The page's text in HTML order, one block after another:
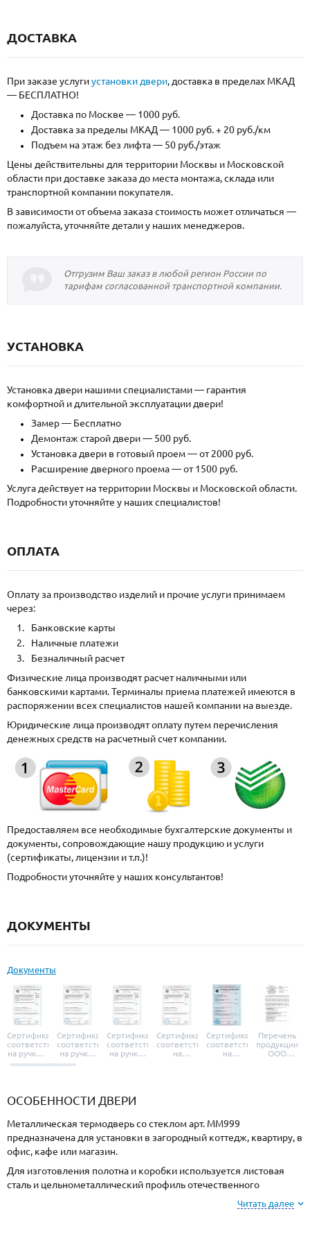
ДОСТАВКА
При заказе услугиустановки двери, доставка в пределах МКАД
— БЕСПЛАТНО!
Доставка по Москве — 1000 руб.
Доставка за пределы МКАД — 1000 руб. + 20 руб./км
Подъем на этаж без лифта — 50 руб./этаж
Цены действительны для территории Москвы и Московской
области при доставке заказа до места монтажа, склада или
транспортной компании покупателя.
В зависимости от объема заказа стоимость может отличаться —
пожалуйста, уточняйте детали у наших менеджеров.
Отгрузим Ваш заказ в любой регион России по
тарифам согласованной транспортной компании.
УСТАНОВКА
Установка двери нашими специалистами — гарантия
комфортной и длительной эксплуатации двери!
Замер — Бесплатно
Демонтаж старой двери — 500 руб.
Установка двери в готовый проем — от 2000 руб.
Расширение дверного проема — от 1500 руб.
Услуга действует на территории Москвы и Московской области.
Подробности уточняйте у наших специалистов!
ОПЛАТА
Оплату за производство изделий и прочие услуги принимаем
через:
Банковские карты
Наличные платежи
Безналичный расчет
Физические лица производят расчет наличными или
банковскими картами. Терминалы приема платежей имеются в
распоряжении всех специалистов нашей компании на выезде.
Юридические лица производят оплату путем перечисления
денежных средств на расчетный счет компании.
Предоставляем все необходимые бухгалтерские документы и
документы, сопровождающие нашу продукцию и услуги
(сертификаты, лицензии и т.п.)!
Подробности уточняйте у наших консультантов!
ДОКУМЕНТЫ
Документы
Сертификат
соответствия
на ручки и
броненакладки
Сертификат
соответствия
на ручки-
защелки
Сертификат
соответствия
на ручки-
Сертификат
соответствия
на
Сертификат
соответствия
на
Перечень
продукции
ООО
ОСОБЕННОСТИ ДВЕРИ
Металлическая термодверь со стеклом арт. ММ999
предназначена для установки в загородный коттедж, квартиру, в
офис, кафе или магазин.
Для изготовления полотна и коробки используется листовая
сталь и цельнометаллический профиль отечественного
производства, толщиной 2 мм. Готовая конструкция имеетЧитать далее